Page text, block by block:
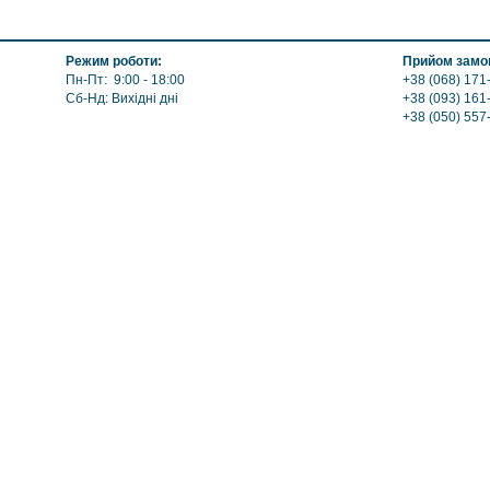
Режим роботи:
Пн-Пт: 9:00 - 18:00
Сб-Нд: Вихідні дні
Прийом
+38 (068)
+38 (093)
+38 (050)